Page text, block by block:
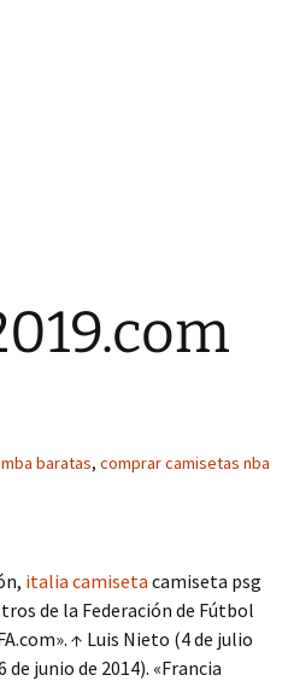
baratas, comprar camisetas nba
italia camiseta camiseta psg
de la Federación de Fútbol
↑ Luis Nieto (4 de julio
de junio de 2014). «Francia